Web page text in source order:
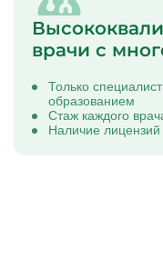
врачи с
Только
образованием
Стаж каждого
Наличие